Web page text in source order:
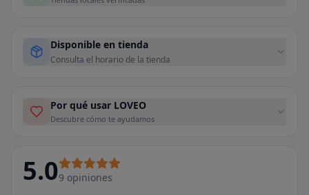
Disponible en tienda
Consulta el horario de la tienda
Por qué usar LOVEO
Descubre cómo te ayudamos
5.09 opiniones